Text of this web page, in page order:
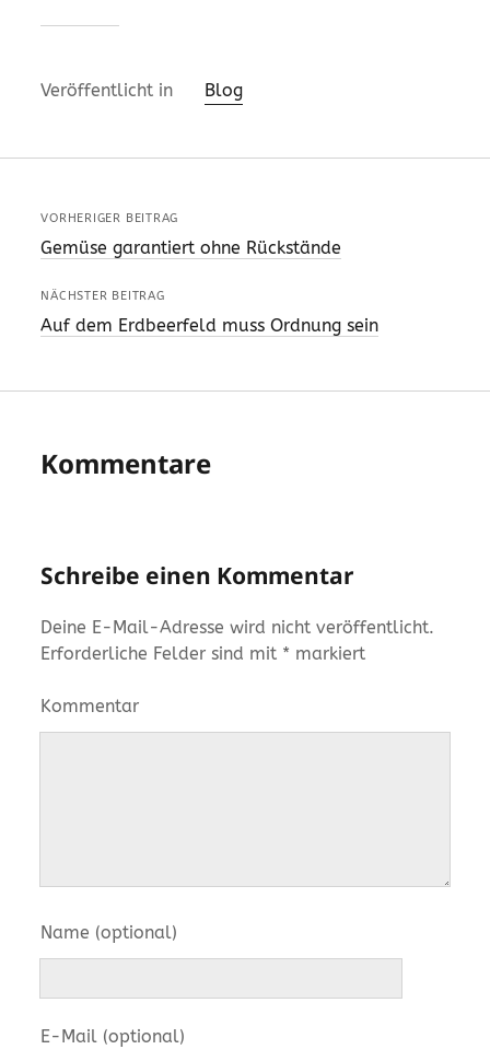
Veröffentlicht in Blog
VORHERIGER BEITRAG
Gemüse garantiert ohne Rückstände
NÄCHSTER BEITRAG
Auf dem Erdbeerfeld muss Ordnung sein
Kommentare
Schreibe einen Kommentar
Deine E-Mail-Adresse wird nicht veröffentlicht.
Erforderliche Felder sind mit * markiert
Kommentar
Name (optional)
E-Mail (optional)